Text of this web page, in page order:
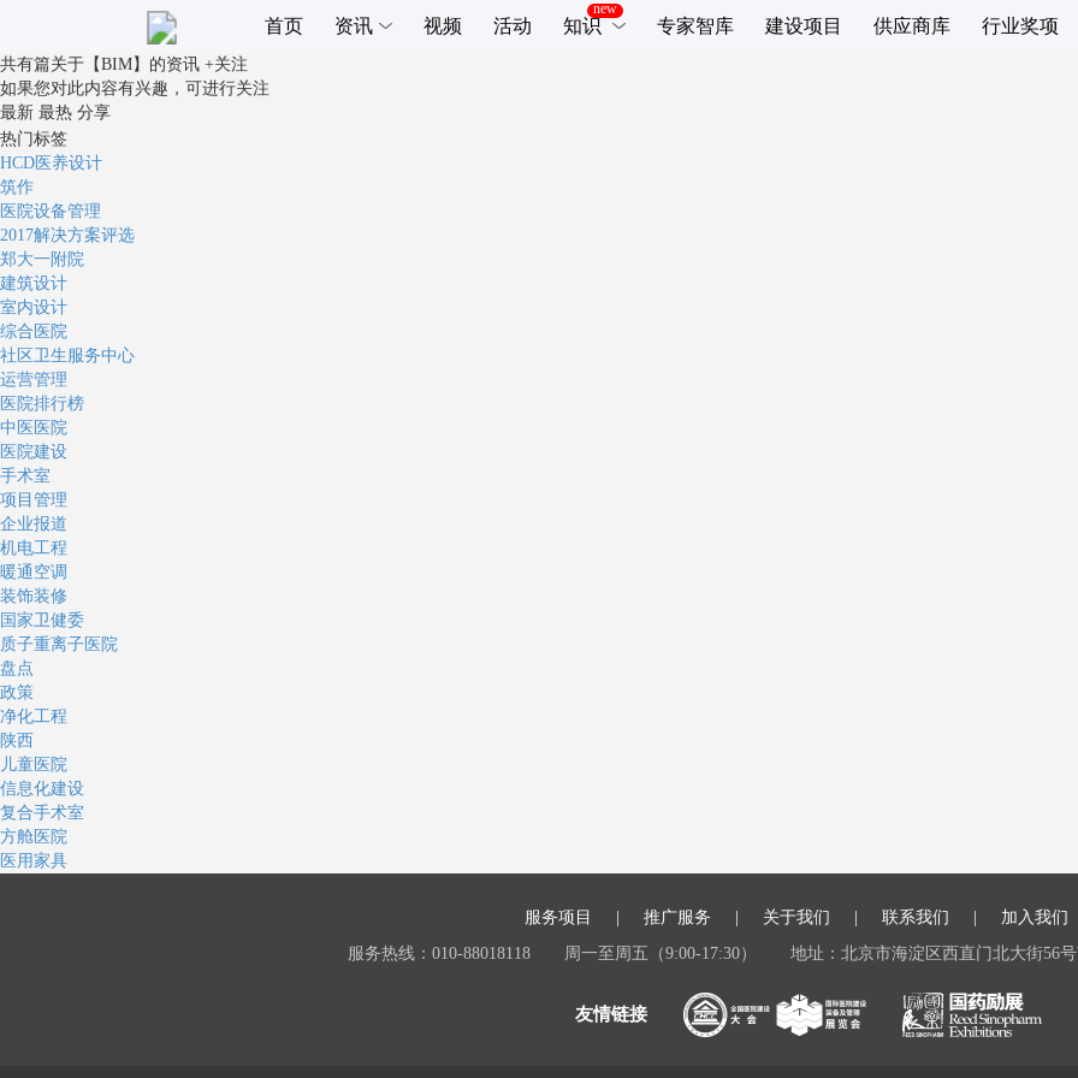
首页 资讯 视频 活动 知识 专家智库 建设项目 供应商库 行业奖项
共有篇关于 【BIM】 的资讯 +关注
如果您对此内容有兴趣，可进行关注
最新 最热 分享
热门标签
HCD医养设计
筑作
医院设备管理
2017解决方案评选
郑大一附院
建筑设计
室内设计
综合医院
社区卫生服务中心
运营管理
医院排行榜
中医医院
医院建设
手术室
项目管理
企业报道
机电工程
暖通空调
装饰装修
国家卫健委
质子重离子医院
盘点
政策
净化工程
陕西
儿童医院
信息化建设
复合手术室
方舱医院
医用家具
服务项目 推广服务 关于我们 联系我们
加入我们
服务热线：010-88018118
周一至周五（9:00-17:30） 地址：北京市海淀区西直门北大街56